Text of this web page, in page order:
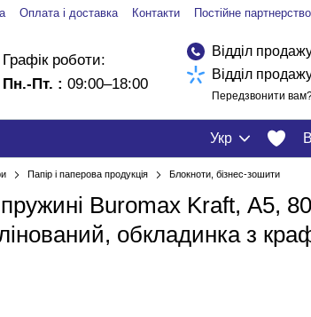
Оплата і доставка Контакти Постійне партнерство
Графік роботи:
Пн.-Пт. : 09:00–18:00
Відділ
Відділ
Передзвонити
Укр
Папір і паперова продукція Блокноти, бізнес-зошити
Buromax Kraft, А5, 80
обкладинка з